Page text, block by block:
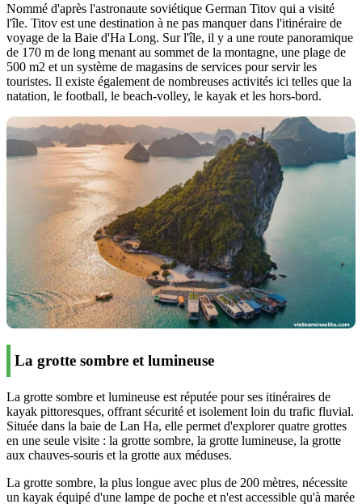
Nommé d'après l'astronaute soviétique German Titov qui a visité
l'île. Titov est une destination à ne pas manquer dans l'itinéraire de
voyage de la Baie d'Ha Long. Sur l'île, il y a une route panoramique
de 170 m de long menant au sommet de la montagne, une plage de
500 m2 et un système de magasins de services pour servir les
touristes. Il existe également de nombreuses activités ici telles que la
natation, le football, le beach-volley, le kayak et les hors-bord.
La grotte sombre et lumineuse
La grotte sombre et lumineuse est réputée pour ses itinéraires de
kayak pittoresques, offrant sécurité et isolement loin du trafic fluvial.
Située dans la baie de Lan Ha, elle permet d'explorer quatre grottes
en une seule visite : la grotte sombre, la grotte lumineuse, la grotte
aux chauves-souris et la grotte aux méduses.
La grotte sombre, la plus longue avec plus de 200 mètres, nécessite
un kayak équipé d'une lampe de poche et n'est accessible qu'à marée